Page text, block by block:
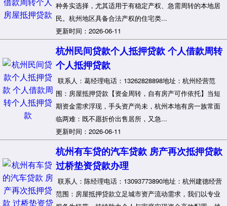
种务实选择，尤其适用于有稳定产权、急需周转的本地居
民。杭州地区具备合法产权的住宅类...
更新时间：2026-06-11
杭州民间贷款个人抵押贷款 个人借款周转
个人抵押贷款
联系人：葛经理电话：13262828898地址：杭州经营范
围：房屋抵押贷款【资金周转，自有房产可作依托】当短
期资金需求浮现，手头资产尚未，杭州本地有房一族常面
临两难：既不愿折价出售居所，又急...
更新时间：2026-06-11
杭州有车贷的汽车贷款 房产再次抵押贷款
过桥垫资贷款办理
联系人：陈经理电话：13093773890地址：杭州建德经营
范围：房屋抵押贷款立足城市资产流动需求，我们以专业